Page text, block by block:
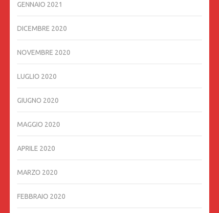
GENNAIO 2021
DICEMBRE 2020
NOVEMBRE 2020
LUGLIO 2020
GIUGNO 2020
MAGGIO 2020
APRILE 2020
MARZO 2020
FEBBRAIO 2020